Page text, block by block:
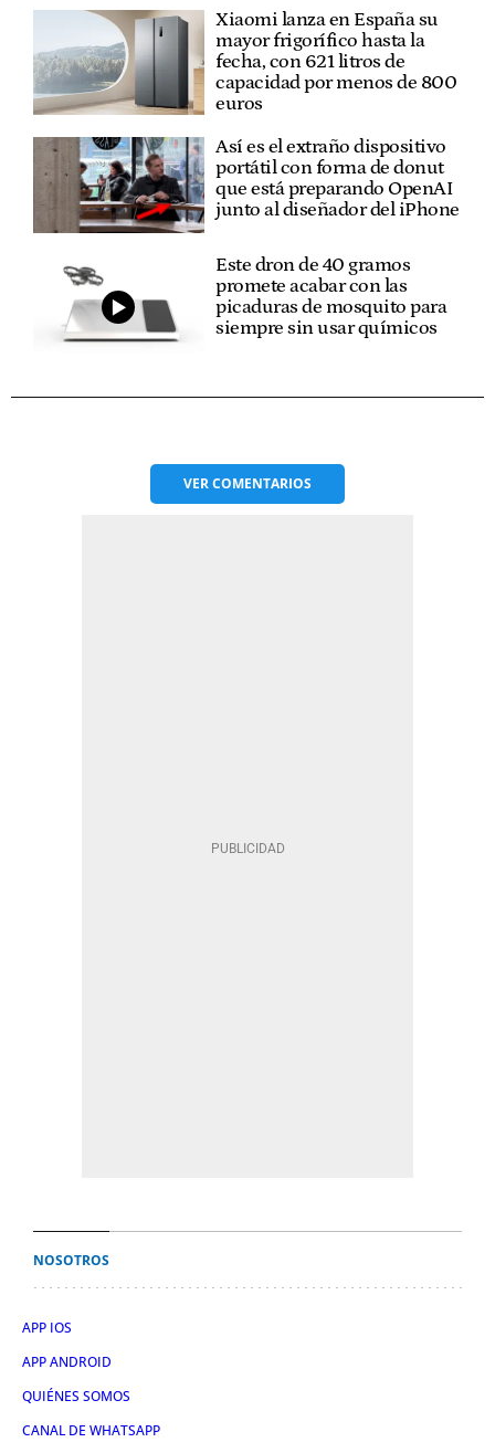
Xiaomi lanza en España su
mayor frigorífico hasta la
fecha, con 621 litros de
capacidad por menos de 800
euros
Así es el extraño dispositivo
portátil con forma de donut
que está preparando OpenAI
junto al diseñador del iPhone
Este dron de 40 gramos
promete acabar con las
picaduras de mosquito para
siempre sin usar químicos
VERCOMENTARIOS
NOSOTROS
APP IOS
APP ANDROID
QUIÉNES SOMOS
CANAL DE WHATSAPP